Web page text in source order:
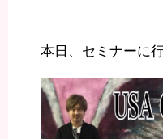
本日、セミナーに行